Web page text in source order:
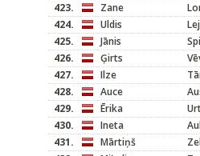
423.
Zane
424.
Uldis
425.
Jānis
426.
Ģirts
427.
Ilze
428.
Auce
429.
Ērika
430.
Ineta
431.
Mārtiņš